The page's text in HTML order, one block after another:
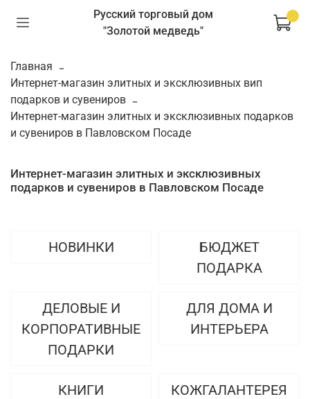
Русский торговый дом
"Золотой медведь"
Главная
Интернет-магазин элитных и эксклюзивных вип
подарков и сувениров
Интернет-магазин элитных и эксклюзивных подарков
и сувениров в Павловском Посаде
Интернет-магазин элитных и эксклюзивных
подарков и сувениров в Павловском Посаде
НОВИНКИ
БЮДЖЕТ
ПОДАРКА
ДЕЛОВЫЕ И
КОРПОРАТИВНЫЕ
ПОДАРКИ
ДЛЯ ДОМА И
ИНТЕРЬЕРА
КНИГИ
КОЖГАЛАНТЕРЕЯ